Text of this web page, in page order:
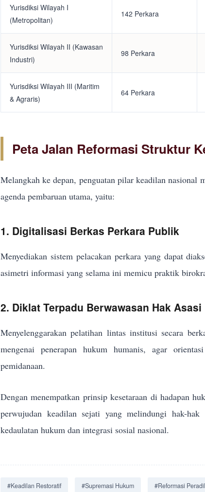
Yurisdiksi Wilayah I
(Metropolitan)
142 Perkara
Yurisdiksi Wilayah II (Kawasan
Industri)
98 Perkara
Yurisdiksi Wilayah III (Maritim
& Agraris)
64 Perkara
Peta Jalan Reformasi Struktur
Melangkah ke depan, penguatan pilar keadilan nasional
agenda pembaruan utama, yaitu:
1. Digitalisasi Berkas Perkara Publik
Menyediakan sistem pelacakan perkara yang dapat
asimetri informasi yang selama ini memicu praktik
2. Diklat Terpadu Berwawasan Hak Asasi
Menyelenggarakan pelatihan lintas institusi secara
mengenai penerapan hukum humanis, agar
pemidanaan.
Dengan menempatkan prinsip kesetaraan di hadapan
perwujudan keadilan sejati yang melindungi hak-
kedaulatan hukum dan integrasi sosial nasional.
#Keadilan Restoratif #Supremasi Hukum #Reformasi